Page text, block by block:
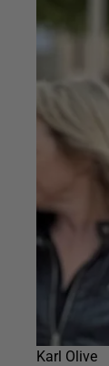
Karl Olive